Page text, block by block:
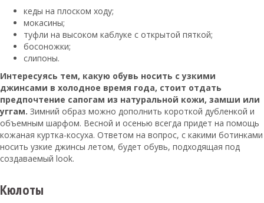
кеды на плоском ходу;
мокасины;
туфли на высоком каблуке с открытой пяткой;
босоножки;
слипоны.
Интересуясь тем, какую обувь носить с узкими
джинсами в холодное время года, стоит отдать
предпочтение сапогам из натуральной кожи, замши или
уггам. Зимний образ можно дополнить короткой дубленкой и
объемным шарфом. Весной и осенью всегда придет на помощь
кожаная куртка-косуха. Ответом на вопрос, с какими ботинками
носить узкие джинсы летом, будет обувь, подходящая под
создаваемый look.
Кюлоты